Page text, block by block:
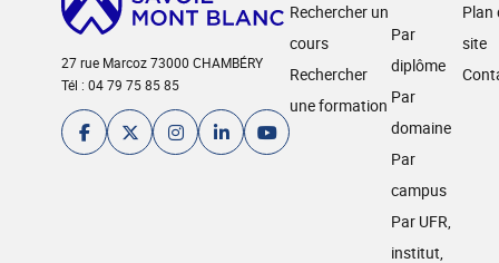
27 rue Marcoz 73000 CHAMBÉRY
Tél : 04 79 75 85 85
Rechercher un
cours
Rechercher
une formation
Par
diplôme
Par
domaine
Par
campus
Par UFR,
institut,
Plan
site